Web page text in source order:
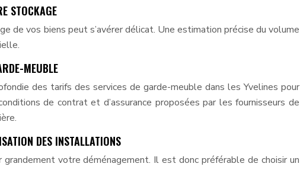
STOCKAGE
de vos biens peut s’avérer délicat. Une estimation précise du volume
MEUBLE
des tarifs des services de garde-meuble dans les Yvelines pour
de contrat et d’assurance proposées par les fournisseurs de
DES INSTALLATIONS
votre déménagement. Il est donc préférable de choisir un